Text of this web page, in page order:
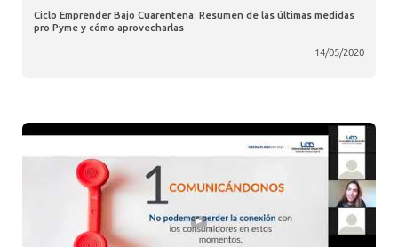
Ciclo Emprender Bajo Cuarentena: Resumen de las últimas medidas
pro Pyme y cómo aprovecharlas
14/05/2020